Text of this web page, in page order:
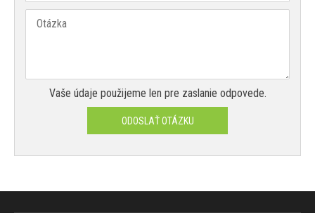
Vaše údaje použijeme len pre zaslanie odpovede.
ODOSLAŤ OTÁZKU